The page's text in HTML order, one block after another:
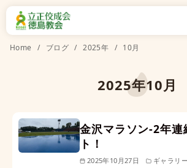
Home ブログ 2025年 10月
2025年10月
金沢マラソン-2年連
ト！
2025年10月27日 ギャラリー